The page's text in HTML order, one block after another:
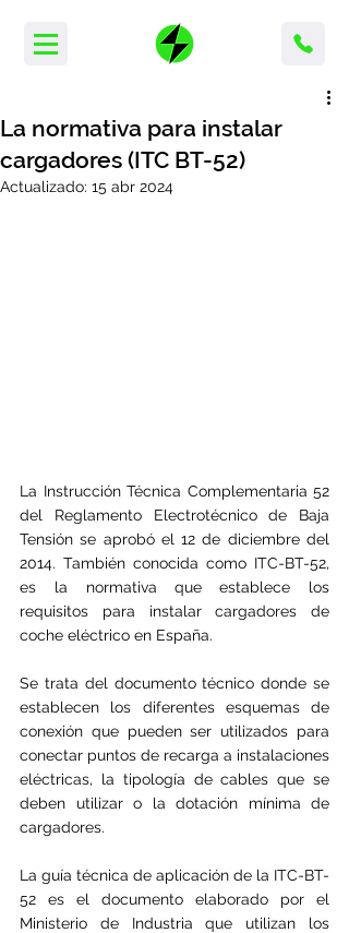
La normativa para instalar
cargadores (ITC BT-52)
Actualizado: 15 abr 2024
La Instrucción Técnica Complementaria 52
del Reglamento Electrotécnico de Baja
Tensión se aprobó el 12 de diciembre del
2014. También conocida como ITC-BT-52,
es la normativa que
establece los
requisitos para instalar cargadores de
coche eléctrico en España.
Se trata del documento técnico donde se
establecen los diferentes esquemas de
conexión que pueden ser utilizados para
conectar puntos de recarga a instalaciones
eléctricas, la tipología de cables que se
deben utilizar o la dotación mínima de
cargadores.
La guía técnica de aplicación de la ITC-BT-
52 es el documento elaborado por el
Ministerio de Industria que utilizan los